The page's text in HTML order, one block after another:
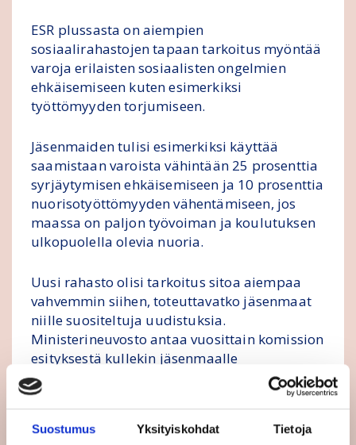
Suostumus Yksityiskohdat Tietoja
ESR plussasta on aiempien
sosiaalirahastojen tapaan tarkoitus myöntää
varoja erilaisten sosiaalisten ongelmien
ehkäisemiseen kuten esimerkiksi
työttömyyden torjumiseen.
Jäsenmaiden tulisi esimerkiksi käyttää
saamistaan varoista vähintään 25 prosenttia
syrjäytymisen ehkäisemiseen ja 10 prosenttia
nuorisotyöttömyyden vähentämiseen, jos
maassa on paljon työvoiman ja koulutuksen
ulkopuolella olevia nuoria.
Uusi rahasto olisi tarkoitus sitoa aiempaa
vahvemmin siihen, toteuttavatko jäsenmaat
niille suositeltuja uudistuksia.
Ministerineuvosto antaa vuosittain komission
esityksestä kullekin jäsenmaalle
suosituksensa talouspoliittisiksi
uudistuksiksi, ja esimerkiksi kuluvana
vuonna Suomelle kaavaillaan
kehotusta parantaa työllisyystoimiaan.